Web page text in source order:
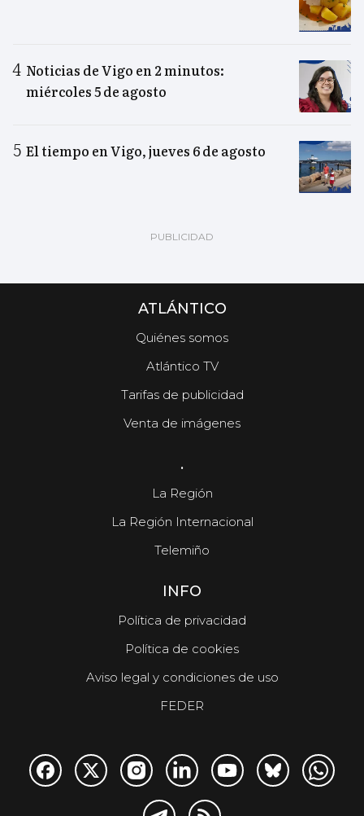
Noticias de Vigo en 2 minutos:
miércoles 5 de agosto
El tiempo en Vigo, jueves 6 de agosto
ATLÁNTICO
Quiénes somos
Atlántico TV
Tarifas de publicidad
Venta de imágenes
.
La Región
La Región Internacional
Telemiño
INFO
Política de privacidad
Política de cookies
Aviso legal y condiciones de uso
FEDER